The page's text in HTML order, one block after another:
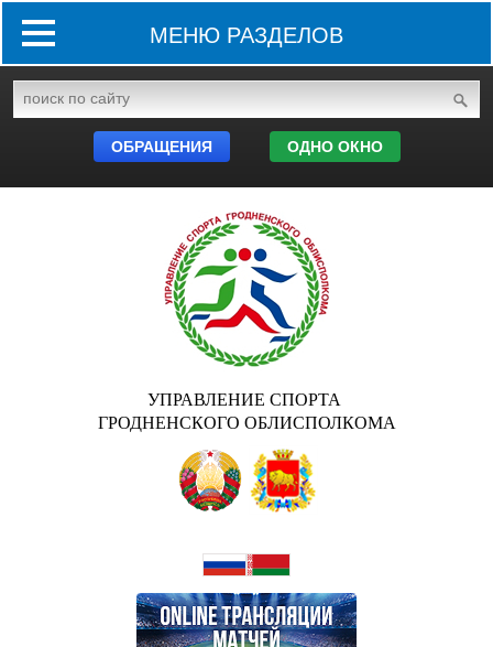
МЕНЮ РАЗДЕЛОВ
ОБРАЩЕНИЯ ОДНО ОКНО
УПРАВЛЕНИЕ СПОРТА
ГРОДНЕНСКОГО ОБЛИСПОЛКОМА